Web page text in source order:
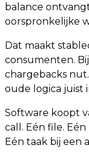
balance
oorspronkelijke
Dat maakt
consumenten.
chargebacks
oude logica juist
Software koopt
call. Eén file.
Eén taak bij een